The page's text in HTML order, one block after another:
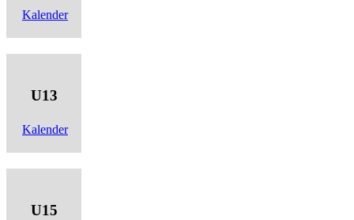
Kalender
U13
Kalender
U15